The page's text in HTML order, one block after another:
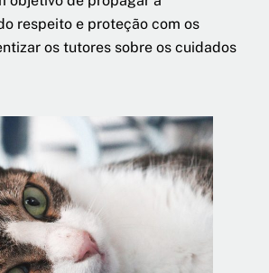
respeito e proteção com os
os tutores sobre os cuidados